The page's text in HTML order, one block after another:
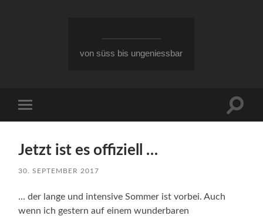
von süss bis ungeniessbar
Menü
Jetzt ist es offiziell …
30. SEPTEMBER 2017
… der lange und intensive Sommer ist vorbei. Auch
wenn ich gestern auf einem wunderbaren